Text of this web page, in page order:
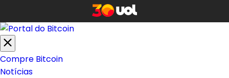
Compre Bitcoin
Notícias